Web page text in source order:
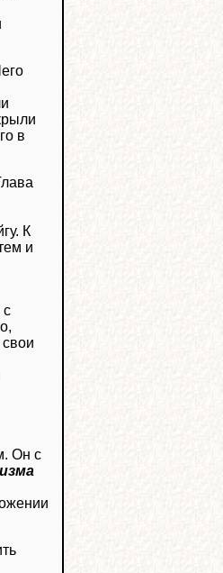
в
К
и
с
Он с